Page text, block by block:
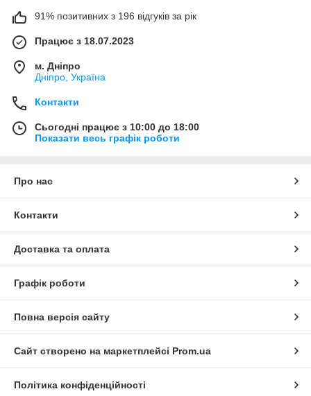
91% позитивних з 196 відгуків за рік
Працює з 18.07.2023
м. Дніпро
Дніпро, Україна
Контакти
Сьогодні працює з 10:00 до 18:00
Показати весь графік роботи
Про нас
Контакти
Доставка та оплата
Графік роботи
Повна версія сайту
Сайт створено на маркетплейсі Prom.ua
Політика конфіденційності